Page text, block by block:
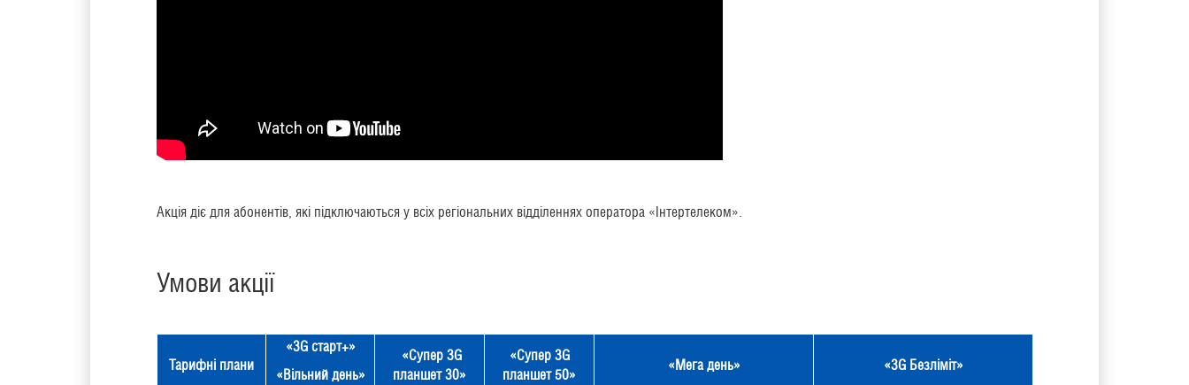
Акція діє для абонентів, які підключаються у всіх регіональних відділеннях оператора «Інтертелеком».
Умови акції
Тарифні плани
«3G старт+»
«Вільний день»
«Супер 3G
планшет 30»
«Супер 3G
планшет 50»
« Мега день» «3GБезліміт»